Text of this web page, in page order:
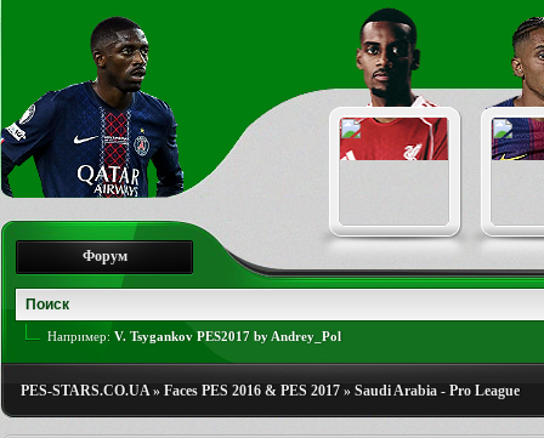
Форум
Например: V. Tsygankov PES2017 by Andrey_Pol
PES-STARS.CO.UA» Faces PES 2016 & PES 2017 » Saudi Arabia - Pro League